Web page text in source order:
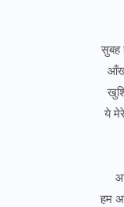
सुबह
आँख
ये मेरे
हम